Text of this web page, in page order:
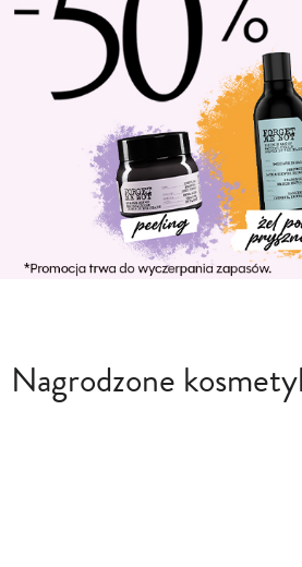
Nagrodzone